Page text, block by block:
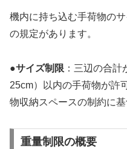
機内に持ち込む手荷物の
の規定があります。
●サイズ制限 ：三辺の合
25cm）以内の手荷物が許
物収納スペースの制約に基
重量制限の概要